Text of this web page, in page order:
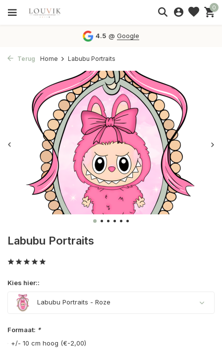
0
4.5 @Google
Terug Home Labubu Portraits
Labubu Portraits
Kies hier::
Labubu Portraits - Roze
Formaat: *
+/- 10 cm hoog (€-2,00)